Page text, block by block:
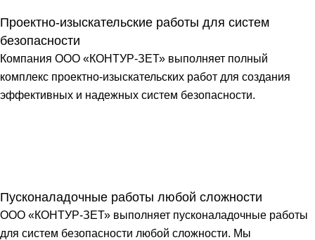
Проектно-изыскательские работы для систем
безопасности
Компания ООО «КОНТУР-ЗЕТ» выполняет полный
комплекс проектно-изыскательских работ для создания
эффективных и надежных систем безопасности.
Пусконаладочные работы любой сложности
ООО «КОНТУР-ЗЕТ» выполняет пусконаладочные работы
для систем безопасности любой сложности. Мы